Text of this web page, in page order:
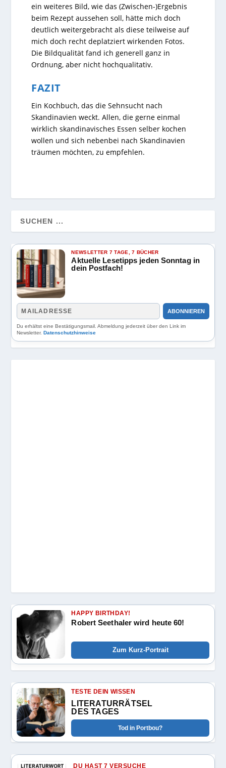
ein weiteres Bild, wie das (Zwischen-)Ergebnis
beim Rezept aussehen soll, hätte mich doch
deutlich weitergebracht als diese teilweise auf
mich doch recht deplatziert wirkenden Fotos.
Die Bildqualität fand ich generell ganz in
Ordnung, aber nicht hochqualitativ.
FAZIT
Ein Kochbuch, das die Sehnsucht nach
Skandinavien weckt. Allen, die gerne einmal
wirklich skandinavisches Essen selber kochen
wollen und sich nebenbei nach Skandinavien
träumen möchten, zu empfehlen.
NEWSLETTER 7 TAGE, 7 BÜCHER
Aktuelle Lesetipps jeden Sonntag in
dein Postfach!
ABONNIEREN
Du erhältst eine Bestätigungsmail. Abmeldung jederzeit über den Link im
Newsletter.Datenschutzhinweise
HAPPY BIRTHDAY!
Robert Seethaler wird heute 60!
Zum Kurz-Portrait
TESTE DEIN WISSEN
LITERATURRÄTSEL
DES TAGES
Tod in Portbou?
DU HAST 7 VERSUCHE